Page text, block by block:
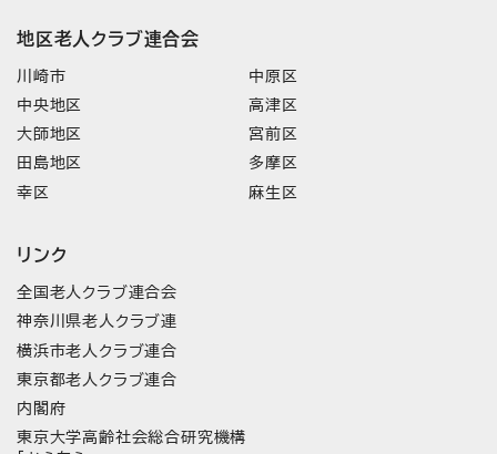
地区老人クラブ連合会
川崎市
中央地区
大師地区
田島地区
幸区
中原区
高津区
宮前区
多摩区
麻生区
リンク
全国老人クラブ連合会
神奈川県老人クラブ連
横浜市老人クラブ連合
東京都老人クラブ連合
内閣府
東京大学高齢社会総合研究機構